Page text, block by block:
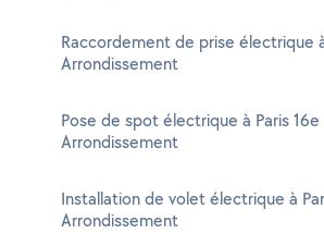
Raccordement de prise électrique
Arrondissement
Pose de spot électrique à Paris 16e
Arrondissement
Installation de volet électrique à
Arrondissement